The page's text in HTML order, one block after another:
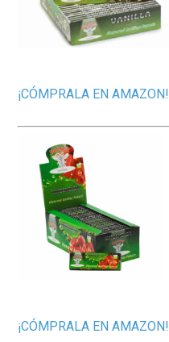
¡CÓMPRALA EN AMAZON!
¡CÓMPRALA EN AMAZON!